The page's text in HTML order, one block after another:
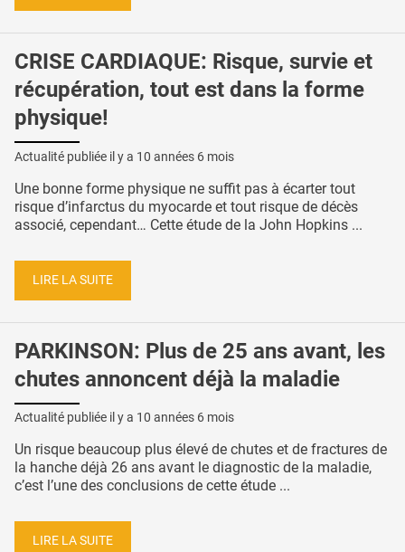
CRISE CARDIAQUE: Risque, survie et
récupération, tout est dans la forme
physique!
Actualité publiée il y a 10 années 6 mois
Une bonne forme physique ne suffit pas à écarter tout
risque d’infarctus du myocarde et tout risque de décès
associé, cependant… Cette étude de la John Hopkins ...
LIRE LA SUITE
PARKINSON: Plus de 25 ans avant, les
chutes annoncent déjà la maladie
Actualité publiée il y a 10 années 6 mois
Un risque beaucoup plus élevé de chutes et de fractures de
la hanche déjà 26 ans avant le diagnostic de la maladie,
c’est l’une des conclusions de cette étude ...
LIRE LA SUITE